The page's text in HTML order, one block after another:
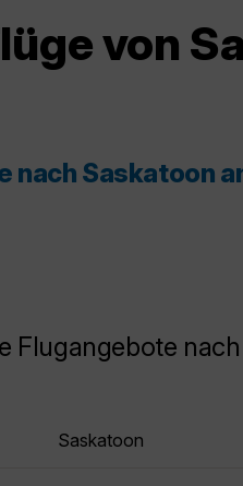
von
nach Saskatoon
Flugangebote
Saskatoon